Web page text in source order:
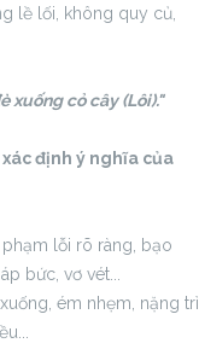
lối, không quy củ,
xuống cỏ cây (Lôi)."
định ý nghĩa của
lỗi rõ ràng, bạo
bức, vơ vét...
ém nhẹm, nặng trì